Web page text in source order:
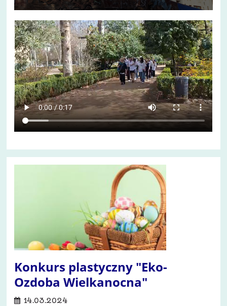
Konkurs plastyczny "Eko-
Ozdoba Wielkanocna"
14.03.2024